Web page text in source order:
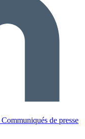
Communiqués de presse